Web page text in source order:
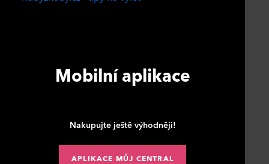
Mobilní aplikace
Nakupujte ještě výhodněji!
APLIKACE MŮJ CENTRAL